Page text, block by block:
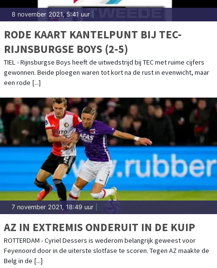
8 november 2021, 5:41 uur
RODE KAART KANTELPUNT BIJ TEC-
RIJNSBURGSE BOYS (2-5)
TIEL - Rijnsburgse Boys heeft de uitwedstrijd bij TEC met ruime cijfers
gewonnen. Beide ploegen waren tot kort na de rust in evenwicht, maar
een rode [...]
7 november 2021, 18:49 uur
AZ IN EXTREMIS ONDERUIT IN DE KUIP
ROTTERDAM - Cyriel Dessers is wederom belangrijk geweest voor
Feyenoord door in de uiterste slotfase te scoren. Tegen AZ maakte de
Belg in de [...]